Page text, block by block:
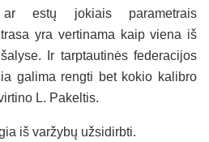
estų jokiais parametrais
yra vertinama kaip viena iš
Ir tarptautinės federacijos
galima rengti bet kokio kalibro
L. Pakeltis.
iš varžybų užsidirbti.